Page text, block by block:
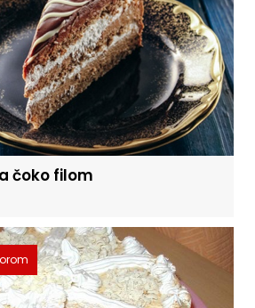
čoko filom